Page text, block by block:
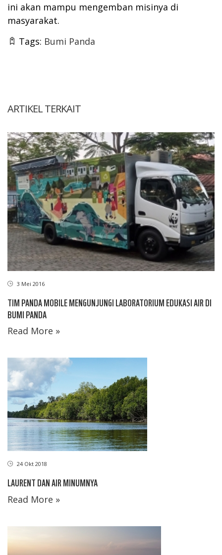
ini akan mampu mengemban misinya di
masyarakat.
Tags: Bumi Panda
ARTIKEL TERKAIT
3 Mei 2016
TIM PANDA MOBILE MENGUNJUNGI LABORATORIUM EDUKASI AIR DI
BUMI PANDA
Read More »
24 Okt 2018
LAURENT DAN AIR MINUMNYA
Read More »